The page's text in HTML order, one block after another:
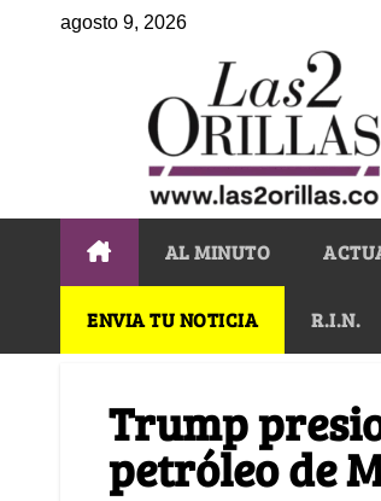
agosto 9, 2026
AL MINUTO
ENVIA TU NOTICIA R.I.N.
Trump
petróleo de